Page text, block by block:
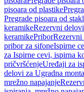
pisoara od plastike
Pregrade pisoara od
keramikeRezervni
keramikePriborRezervni
pribor za sifoneIspirne
za Ispirne cevi, ispirna
pričvršćenjeUređaji za
delovi za Ugradna
mrežno napajanje